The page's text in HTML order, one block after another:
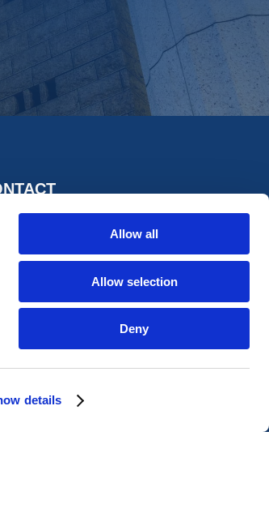
details
Allow all
Allow selection
Deny
ESW Advocaten
Stationsweg 84A
2515 BP Den Haag
Nederland
070 - 330 66 33
E-mailadres